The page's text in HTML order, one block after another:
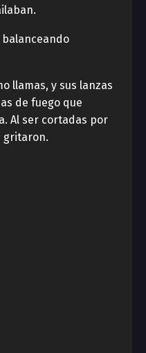
llamas, y sus lanzas
de fuego que
Al ser cortadas por
gritaron.